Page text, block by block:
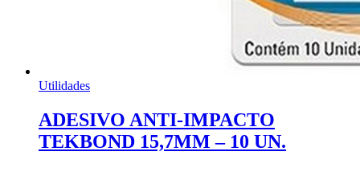
Utilidades
ADESIVO ANTI-IMPACTO
TEKBOND 15,7MM – 10 UN.